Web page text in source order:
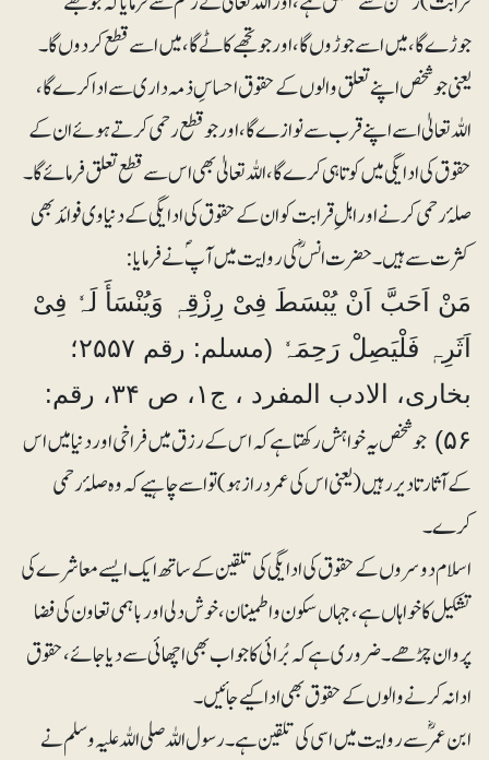
جوڑے گا، میں اسے جوڑوں گا، اور جو تجھے کاٹے گا، میں اسے قطع کردوں گا۔
یعنی جو شخص اپنے تعلق والوں کے حقوق احساسِ ذمہ داری سے ادا کرے گا،
اللہ تعالیٰ اسے اپنے قرب سے نوازے گا، اور جو قطع رحمی کرتے ہوئے ان کے
حقوق کی ادایگی میں کوتاہی کرے گا، اللہ تعالیٰ بھی اس سے قطع تعلق فرمائے گا۔
صلۂ رحمی کرنے اور اہلِ قرابت کو ان کے حقوق کی ادایگی کے دنیاوی فوائد بھی
کثرت سے ہیں۔ حضرت انسؓ کی روایت میں آپؐ نے فرمایا:
مَنْ اَحَبَّ اَنْ یُبْسَطَ فِیْ رِزْقِہٖ وَیُنْسَأَ لَہٗ فِیْ
اَثَرِہٖ فَلْیَصِلْ رَحِمَہٗ (مسلم: رقم ۲۵۵۷؛
بخاری، الادب المفرد ، ج۱، ص ۳۴، رقم:
۵۶)
جو شخص یہ خواہش رکھتا ہے کہ اس کے رزق میں فراخی اور دنیا میں اس
کے آثار تادیر رہیں (یعنی اس کی عمردراز ہو) تو اسے چاہیے کہ وہ صلۂ رحمی
کرے۔
اسلام دوسروں کے حقوق کی ادایگی کی تلقین کے ساتھ ایک ایسے معاشرے کی
تشکیل کا خواہاں ہے، جہاں سکون و اطمینان، خوش دلی اور باہمی تعاون کی فضا
پروان چڑھے ۔ ضروری ہے کہ بُرائی کا جواب بھی اچھائی سے دیا جائے، حقوق
ادا نہ کرنے والوں کے حقوق بھی ادا کیے جائیں۔
ابن عمرؓ سے روایت میں اسی کی تلقین ہے۔ رسول اللہ صلی اللہ علیہ وسلم نے